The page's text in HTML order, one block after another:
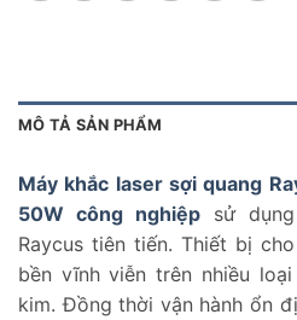
MÔ TẢ SẢN PHẨM
Máy khắc laser sợi quang
50W công nghiệp
sử
Raycus tiên tiến. Thiết bị
bền vĩnh viễn trên nhiều
kim. Đồng thời vận hành ổn